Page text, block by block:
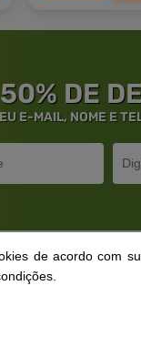
DE
E-MAIL, NOME E
de
de acordo com